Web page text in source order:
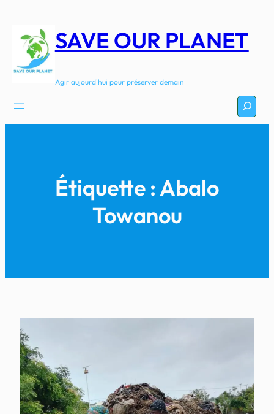
contenu
SAVE OUR PLANET
Agir aujourd'hui pour préserver demain
Étiquette : Abalo
Towanou